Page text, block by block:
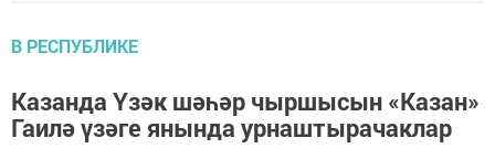
В РЕСПУБЛИКЕ
Казанда Үзәк шәһәр чыршысын «Казан»
Гаилә үзәге янында урнаштырачаклар